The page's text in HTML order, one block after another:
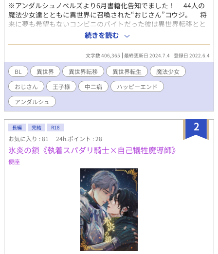
※アンダルシュノベルズより6月書籍化告知でました！ 44人の
魔法少女達とともに異世界に召喚された“おじさん”コウジ。 将
来に夢も希望もないコンビニのバイトだった彼は異世界転移とと
もに、中二病まっさかりの頃、自分が考えたキャラ“最強のおじさ
ん”になっていたのだった。 フォートリオンとよばれるこの異
世界で、魔法少女達は“運命の王子様”とパートナーとなって世界
に降り注いだ“災厄”をうち払うという。 少女達が王子様に次々
と選ばれるなか、コウジは当然最後まで残っていた。 そこに大
遅刻した9番目の王子ジーク・ロゥが現れた。 美形ぞろいの王
子達の中でも飛び抜けた美貌の王子様はくたびれたスーツ姿で椅
子に腰掛けるコウジの前にひざまづいて、その手をとり口づけて
言った。 「貴方こそが我が運命のパートナー」 銀髪黒軍服超絶
んの活躍が始まる！ ※R18シーン入りの話には章タイトルの末
尾に※がつきます。 ムーンライトノベルズさんにも掲載していま
す。
続きを読む
文字数 406,365 最終更新日 2024.7.4 登録日 2022.6.4
BL 異世界 異世界転移 異世界転生
魔法少女
おじさん
王子様 中二病
ハッピーエンド
アンダルシュ
2
長編 完結 R18
お気に入り : 81 24h.ポイント : 28
氷炎の鎖《執着スパダリ騎士×自己犠牲魔導師》
便座